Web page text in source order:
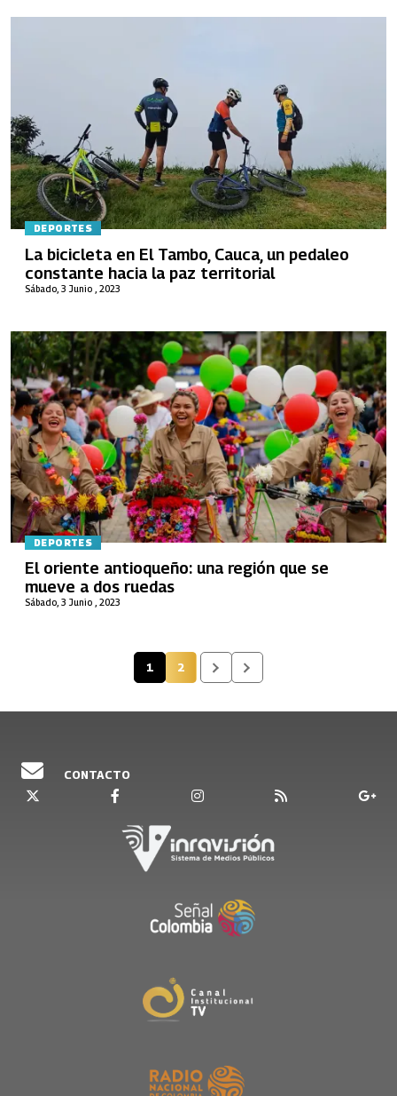
DEPORTES
Sábado, 3 Junio , 2023
La bicicleta en El Tambo, Cauca, un pedaleo
constante hacia la paz territorial
DEPORTES
Sábado, 3 Junio , 2023
El oriente antioqueño: una región que se
mueve a dos ruedas
Página actual
1 Página
2
CONTACTO